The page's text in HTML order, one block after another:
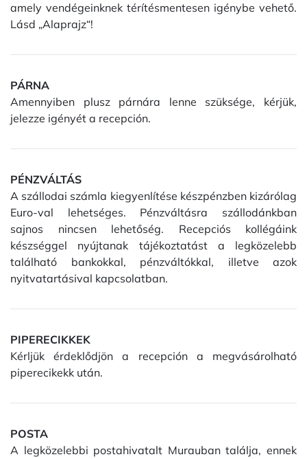
amely vendégeinknek térítésmentesen igénybe vehető.
Lásd „Alaprajz“!
PÁRNA
Amennyiben plusz párnára lenne szüksége, kérjük,
jelezze igényét a recepción.
PÉNZVÁLTÁS
A szállodai számla kiegyenlítése készpénzben kizárólag
Euro-val lehetséges. Pénzváltásra szállodánkban
sajnos nincsen lehetőség. Recepciós kollégáink
készséggel nyújtanak tájékoztatást a legközelebb
található bankokkal, pénzváltókkal, illetve azok
nyitvatartásival kapcsolatban.
PIPERECIKKEK
Kérljük érdeklődjön a recepción a megvásárolható
piperecikekk után.
POSTA
A legközelebbi postahivatalt Murauban találja, ennek